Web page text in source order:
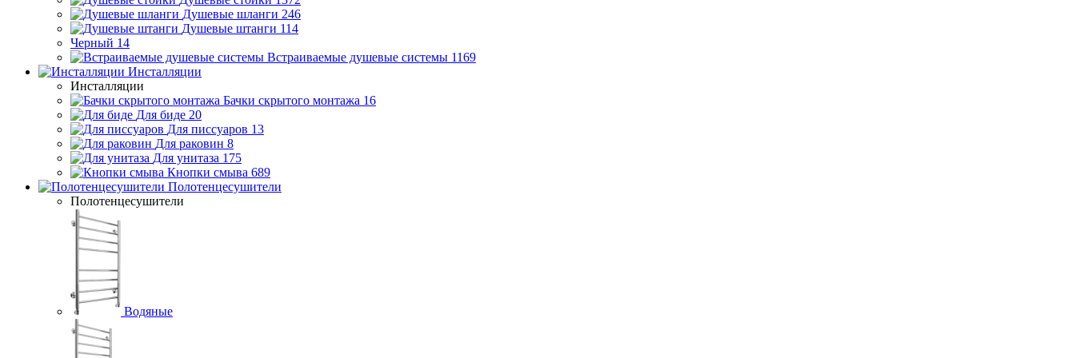
Душевые шланги 246
Душевые штанги 114
Черный 14
Встраиваемые душевые системы 1169
Инсталляции
Инсталляции
Бачки скрытого монтажа 16
Для биде 20
Для писсуаров 13
Для раковин 8
Для унитаза 175
Кнопки смыва 689
Полотенцесушители
Полотенцесушители
Водяные